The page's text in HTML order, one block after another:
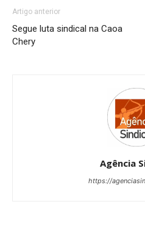
Artigo anterior
Segue luta sindical na Caoa
Chery
Agência
https://